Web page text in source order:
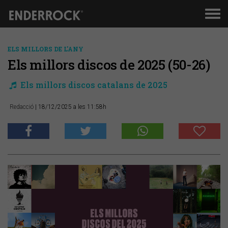
ELS MILLORS DE L'ANY
Els millors discos de 2025 (50-26)
Els millors discos catalans de 2025
Redacció | 18/12/2025 a les 11:58h